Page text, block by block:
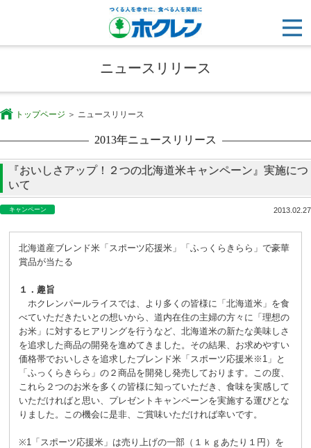
ニュースリリース
トップページ ニュースリリース
2013年ニュースリリース
『おいしさアップ！２つの北海道米キャンペーン』実施につ
いて
キャンペーン 2013.02.27
北海道産ブレンド米「スポーツ応援米」「ふっくらきらら」で豪華
賞品が当たる
１．趣旨
ホクレンパールライスでは、より多くの皆様に「北海道米」を食
べていただきたいとの想いから、道内在住の主婦の方々に「理想の
お米」に対するヒアリングを行うなど、北海道米の新たな美味しさ
を追求した商品の開発を進めてきました。その結果、お求めやすい
価格帯でおいしさを追求したブレンド米「スポーツ応援米※1 」と
「ふっくらきらら」の２商品を開発し発売しております。この度、
これら２つのお米を多くの皆様に知っていただき、食味を実感して
いただければと思い、プレゼントキャンペーンを実施する運びとな
りました。この機会に是非、ご賞味いただければ幸いです。
※1
「スポーツ応援米」は売り上げの一部（１ｋｇあたり１円）を